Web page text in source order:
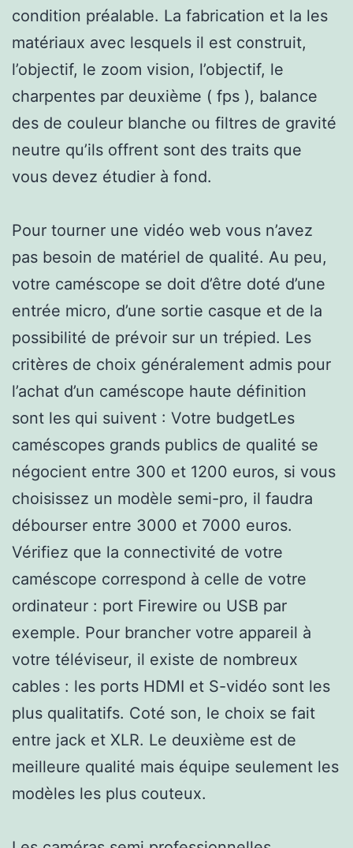
condition préalable. La fabrication et la les
matériaux avec lesquels il est construit,
l’objectif, le zoom vision, l’objectif, le
charpentes par deuxième ( fps ), balance
des de couleur blanche ou filtres de gravité
neutre qu’ils offrent sont des traits que
vous devez étudier à fond.
Pour tourner une vidéo web vous n’avez
pas besoin de matériel de qualité. Au peu,
votre caméscope se doit d’être doté d’une
entrée micro, d’une sortie casque et de la
possibilité de prévoir sur un trépied. Les
critères de choix généralement admis pour
l’achat d’un caméscope haute définition
sont les qui suivent : Votre budgetLes
caméscopes grands publics de qualité se
négocient entre 300 et 1200 euros, si vous
choisissez un modèle semi-pro, il faudra
débourser entre 3000 et 7000 euros.
Vérifiez que la connectivité de votre
caméscope correspond à celle de votre
ordinateur : port Firewire ou USB par
exemple. Pour brancher votre appareil à
votre téléviseur, il existe de nombreux
cables : les ports HDMI et S-vidéo sont les
plus qualitatifs. Coté son, le choix se fait
entre jack et XLR. Le deuxième est de
meilleure qualité mais équipe seulement les
modèles les plus couteux.